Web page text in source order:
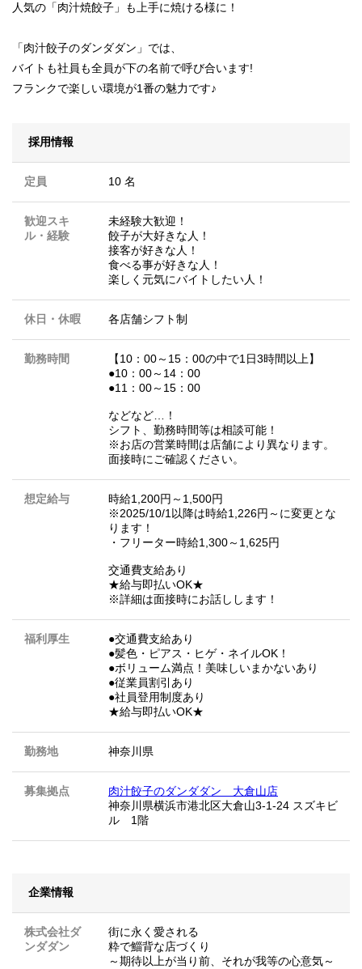
人気の「肉汁焼餃子」も上手に焼ける様に！
「肉汁餃子のダンダダン」では、
バイトも社員も全員が下の名前で呼び合います!
フランクで楽しい環境が1番の魅力です♪
採用情報
定員 10 名
歓迎スキ
ル・経験
未経験大歓迎！
餃子が大好きな人！
接客が好きな人！
食べる事が好きな人！
楽しく元気にバイトしたい人！
休日・休暇 各店舗シフト制
勤務時間
【10：00～15：00の中で1日3時間以上】
●10：00～14：00
●11：00～15：00
などなど…！
シフト、勤務時間等は相談可能！
※お店の営業時間は店舗により異なります。
面接時にご確認ください。
想定給与
時給1,200円～1,500円
※2025/10/1以降は時給1,226円～に変更とな
ります！
・フリーター時給1,300～1,625円
交通費支給あり
★給与即払いOK★
※詳細は面接時にお話しします！
福利厚生
●交通費支給あり
●髪色・ピアス・ヒゲ・ネイルOK！
●ボリューム満点！美味しいまかないあり
●従業員割引あり
●社員登用制度あり
★給与即払いOK★
勤務地 神奈川県
募集拠点
肉汁餃子のダンダダン 大倉山店
神奈川県横浜市港北区大倉山3-1-24 スズキビ
ル 1階
企業情報
株式会社ダ
ンダダン
街に永く愛される
粋で鯔背な店づくり
～期待以上が当り前、それが我等の心意気～